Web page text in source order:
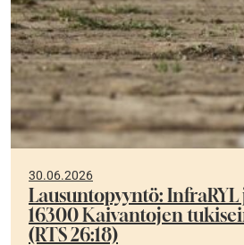
30.06.2026
Lausuntopyyntö: InfraRYL
16300 Kaivantojen
(RTS 26:18)